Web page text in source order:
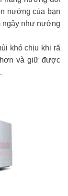
nướng của bạn
ngậy như nướng
khó chịu khi rã
và giữ được